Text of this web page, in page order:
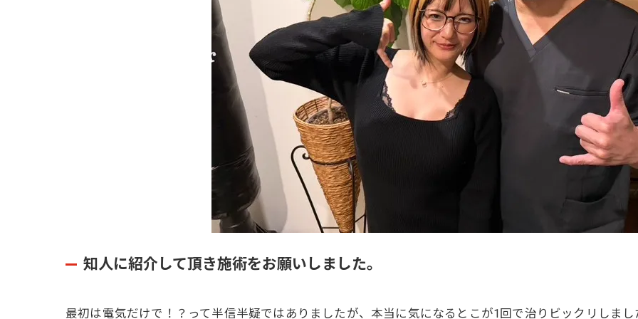
知人に紹介して頂き施術をお願いしました。
最初は電気だけで！？って半信半疑ではありましたが、本当に気になるとこが1回で治りビックリしまし